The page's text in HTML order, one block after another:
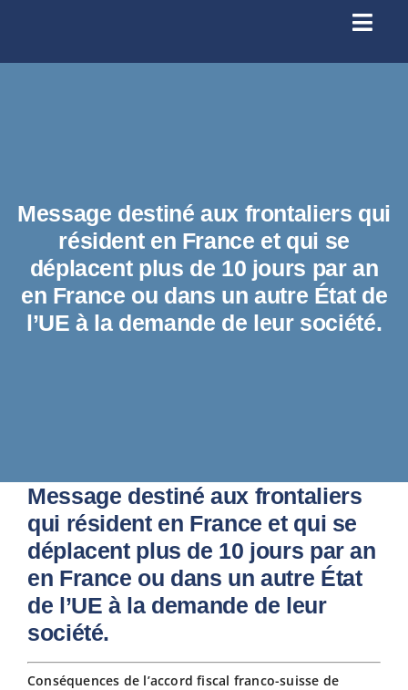
À
Santé
Message destiné aux frontaliers qui
résident en France et qui se
déplacent plus de 10 jours par an
en France ou dans un autre État de
l’UE à la demande de leur société.
Message destiné aux frontaliers
qui résident en France et qui se
déplacent plus de 10 jours par an
en France ou dans un autre État
de l’UE à la demande de leur
société.
Conséquences de l’accord fiscal franco-suisse de